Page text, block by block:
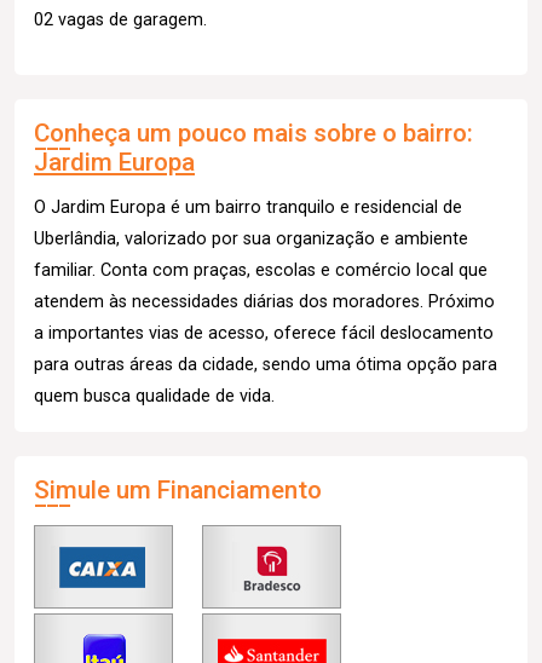
02 vagas de garagem.
Conheça um pouco mais sobre o bairro:
Jardim Europa
O Jardim Europa é um bairro tranquilo e residencial de
Uberlândia, valorizado por sua organização e ambiente
familiar. Conta com praças, escolas e comércio local que
atendem às necessidades diárias dos moradores. Próximo
a importantes vias de acesso, oferece fácil deslocamento
para outras áreas da cidade, sendo uma ótima opção para
quem busca qualidade de vida.
Simule um Financiamento